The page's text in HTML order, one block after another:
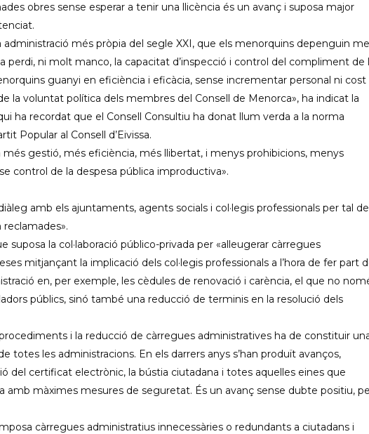
obres sense esperar a tenir una llicència és un avanç i suposa major
administració més pròpia del segle XXI, que els menorquins depenguin
perdi, ni molt manco, la capacitat d’inspecció i control del compliment de
guanyi en eficiència i eficàcia, sense incrementar personal ni cost
la voluntat política dels membres del Consell de Menorca», ha indicat la
ha recordat que el Consell Consultiu ha donat llum verda a la norma
Popular al Consell d’Eivissa.
més gestió, més eficiència, més llibertat, i menys prohibicions, menys
control de la despesa pública improductiva».
amb els ajuntaments, agents socials i col·legis professionals per tal de
suposa la col·laboració público-privada per «alleugerar càrregues
mitjançant la implicació dels col·legis professionals a l’hora de fer part
en, per exemple, les cèdules de renovació i carència, el que no
públics, sinó també una reducció de terminis en la resolució dels
i la reducció de càrregues administratives ha de constituir
totes les administracions. En els darrers anys s’han produït avanços,
del certificat electrònic, la bústia ciutadana i totes aquelles eines que
màximes mesures de seguretat. És un avanç sense dubte positiu,
càrregues administratius innecessàries o redundants a ciutadans i